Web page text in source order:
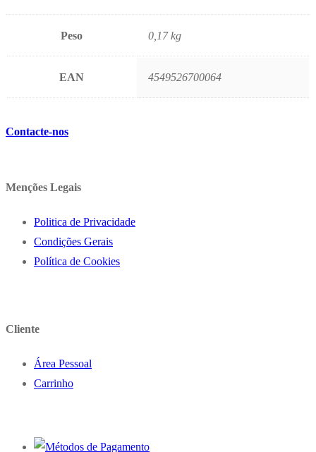
Peso 0,17 kg
EAN 4549526700064
Contacte-nos
Menções Legais
Politica de Privacidade
Condições Gerais
Política de Cookies
Cliente
Área Pessoal
Carrinho